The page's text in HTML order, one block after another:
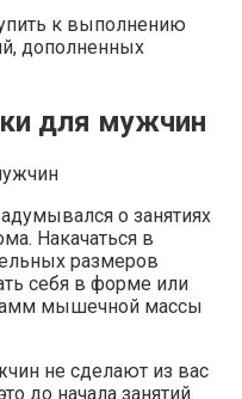
к выполнению
дополненных
для мужчин
о занятиях
Накачаться в
размеров
себя в форме или
мышечной массы
не сделают из вас
до начала занятий.